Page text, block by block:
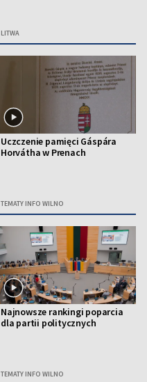
LITWA
Uczczenie pamięci Gáspára
Horvátha w Prenach
TEMATY INFO WILNO
Najnowsze rankingi poparcia
dla partii politycznych
TEMATY INFO WILNO